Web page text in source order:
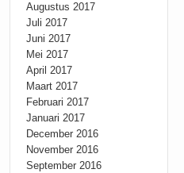
Augustus 2017
Juli 2017
Juni 2017
Mei 2017
April 2017
Maart 2017
Februari 2017
Januari 2017
December 2016
November 2016
September 2016